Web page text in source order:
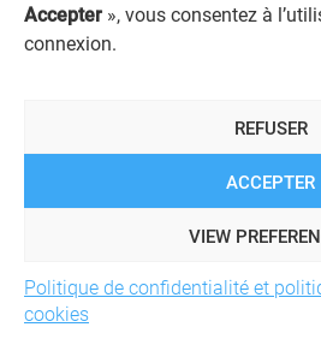
Accepter », vous consentez à
connexion.
ACCEPTER
REFUSER
VIEW
Politique de confidentialité et
cookies
AVIS JURIDIQUE GÉNÉRAL
POLITIQUE DE TRAITEMENT DES
REGISTRE DES CONFLITS D'INTÉRÊTS
© 2026 Société de services financiers
droits réservés.